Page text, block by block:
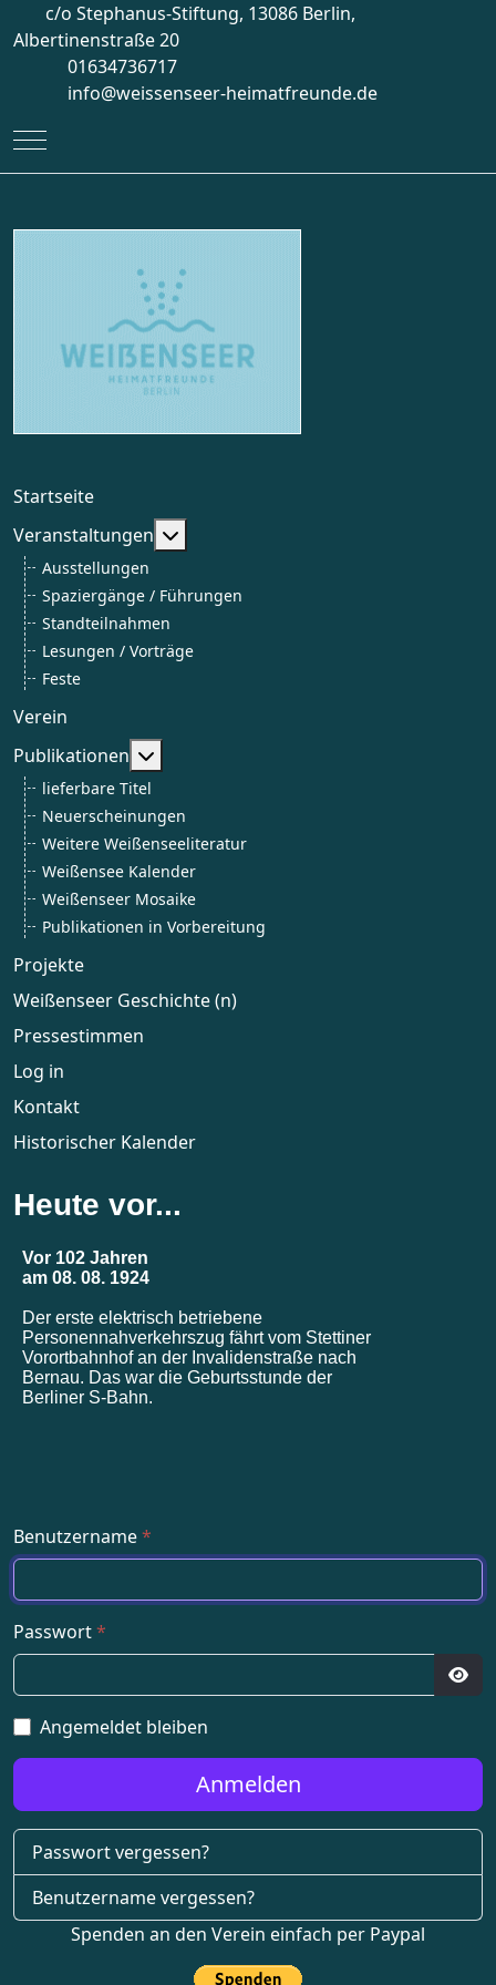
c/o Stephanus-Stiftung, 13086 Berlin,
Albertinenstraße 20
01634736717
info@weissenseer-heimatfreunde.de
Mobile Menu Toggle
Startseite
Veranstaltungen
Weitere Informationen:
Ausstellungen
Spaziergänge / Führungen
Standteilnahmen
Lesungen / Vorträge
Feste
Verein
Publikationen
Weitere Informationen: Publikationen
lieferbare Titel
Neuerscheinungen
Weitere Weißenseeliteratur
Weißensee Kalender
Weißenseer Mosaike
Publikationen in Vorbereitung
Projekte
Weißenseer Geschichte (n)
Pressestimmen
Log in
Kontakt
Historischer Kalender
Heute vor...
Benutzername*
Passwort*
Angemeldet bleiben
Anmelden
Passwort vergessen?
Benutzername vergessen?
Spenden an den Verein einfach per Paypal